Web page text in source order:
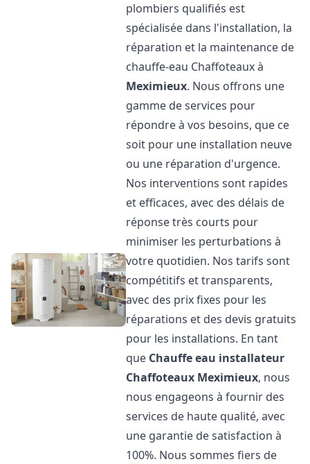
plombiers qualifiés est
spécialisée dans l'installation, la
réparation et la maintenance de
chauffe-eau Chaffoteaux à
Meximieux. Nous offrons une
gamme de services pour
répondre à vos besoins, que ce
soit pour une installation neuve
ou une réparation d'urgence.
Nos interventions sont rapides
et efficaces, avec des délais de
réponse très courts pour
minimiser les perturbations à
votre quotidien. Nos tarifs sont
compétitifs et transparents,
avec des prix fixes pour les
réparations et des devis gratuits
pour les installations. En tant
que Chauffe eau installateur
Chaffoteaux Meximieux, nous
nous engageons à fournir des
services de haute qualité, avec
une garantie de satisfaction à
100%. Nous sommes fiers de